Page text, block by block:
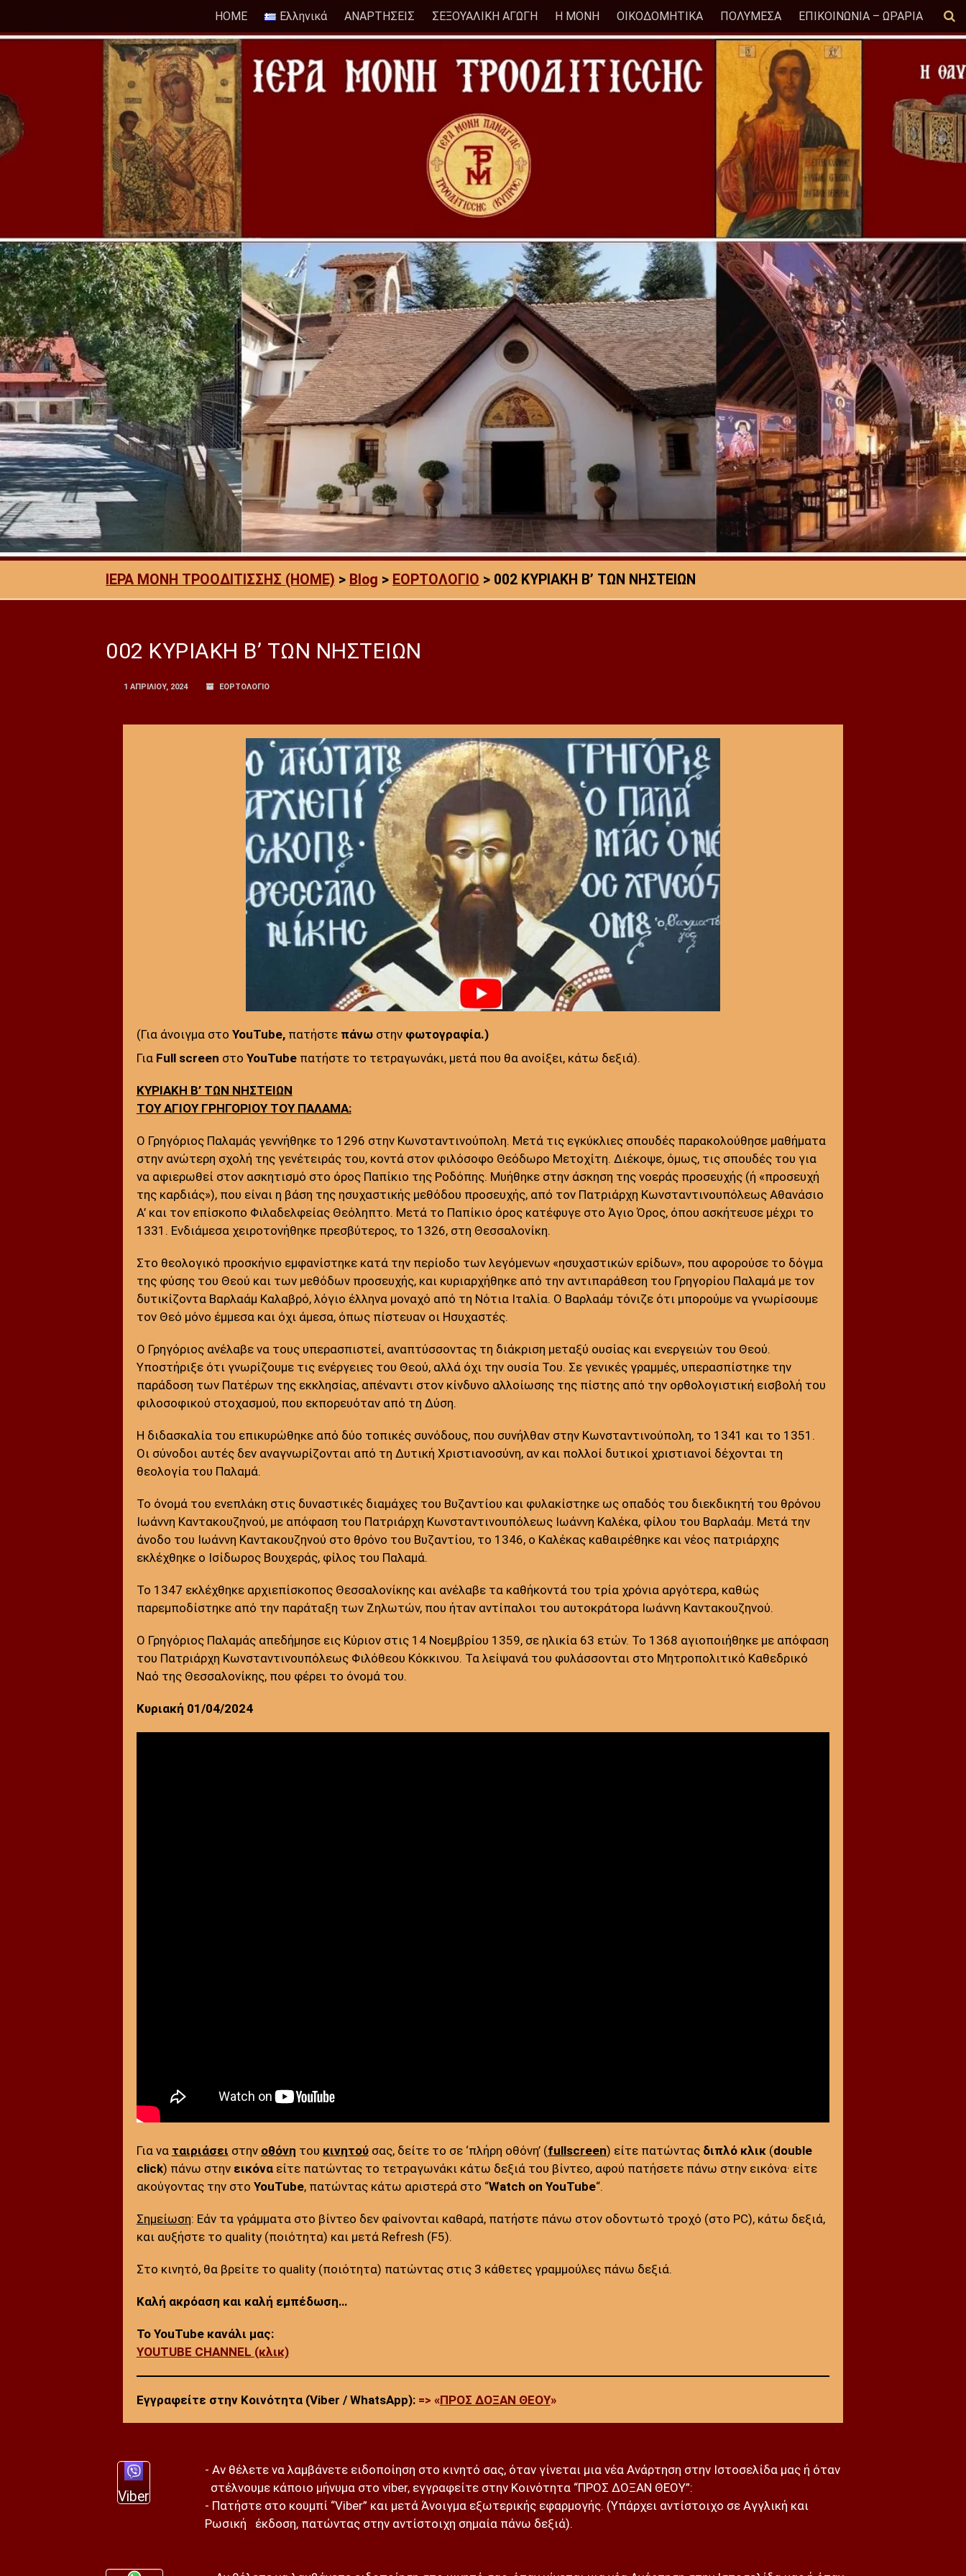
HOME Ελληνικά ΑΝΑΡΤΗΣΕΙΣ ΣΕΞΟΥΑΛΙΚΗ ΑΓΩΓΗ Η ΜΟΝΗ ΟΙΚΟΔΟΜΗΤΙΚΑ ΠΟΛΥΜΕΣΑ ΕΠΙΚΟΙΝΩΝΙΑ – ΩΡΑΡΙΑ
ΙΕΡΑ ΜΟΝΗ ΤΡΟΟΔΙΤΙΣΣΗΣ (HOME) > Blog > ΕΟΡΤΟΛΟΓΙΟ > 002 ΚΥΡΙΑΚΗ Β’ ΤΩΝ ΝΗΣΤΕΙΩΝ
002 ΚΥΡΙΑΚΗ Β’ ΤΩΝ ΝΗΣΤΕΙΩΝ
1 ΑΠΡΙΛΊΟΥ, 2024 ΕΟΡΤΟΛΟΓΙΟ
(Για άνοιγμα στο YouTube,πατήστε πάνω στην φωτογραφία.)
Για Full screen στο YouTubeπατήστε το τετραγωνάκι, μετά που θα ανοίξει, κάτω δεξιά).
ΚΥΡΙΑΚΗ Β’ ΤΩΝ ΝΗΣΤΕΙΩΝ
ΤΟΥ ΑΓΙΟΥ ΓΡΗΓΟΡΙΟΥ ΤΟΥ ΠΑΛΑΜΑ:
Ο Γρηγόριος Παλαμάς γεννήθηκε το 1296 στην Κωνσταντινούπολη. Μετά τις εγκύκλιες σπουδές παρακολούθησε μαθήματα
στην ανώτερη σχολή της γενέτειράς του, κοντά στον φιλόσοφο Θεόδωρο Μετοχίτη. Διέκοψε, όμως, τις σπουδές του για
να αφιερωθεί στον ασκητισμό στο όρος Παπίκιο της Ροδόπης. Μυήθηκε στην άσκηση της νοεράς προσευχής (ή «προσευχή
της καρδιάς»), που είναι η βάση της ησυχαστικής μεθόδου προσευχής, από τον Πατριάρχη Κωνσταντινουπόλεως Αθανάσιο
Α’ και τον επίσκοπο Φιλαδελφείας Θεόληπτο. Μετά το Παπίκιο όρος κατέφυγε στο Άγιο Όρος, όπου ασκήτευσε μέχρι το
1331. Ενδιάμεσα χειροτονήθηκε πρεσβύτερος, το 1326, στη Θεσσαλονίκη.
Στο θεολογικό προσκήνιο εμφανίστηκε κατά την περίοδο των λεγόμενων «ησυχαστικών ερίδων», που αφορούσε το δόγμα
της φύσης του Θεού και των μεθόδων προσευχής, και κυριαρχήθηκε από την αντιπαράθεση του Γρηγορίου Παλαμά με τον
δυτικίζοντα Βαρλαάμ Καλαβρό, λόγιο έλληνα μοναχό από τη Νότια Ιταλία. Ο Βαρλαάμ τόνιζε ότι μπορούμε να γνωρίσουμε
τον Θεό μόνο έμμεσα και όχι άμεσα, όπως πίστευαν οι Ησυχαστές.
Ο Γρηγόριος ανέλαβε να τους υπερασπιστεί, αναπτύσσοντας τη διάκριση μεταξύ ουσίας και ενεργειών του Θεού.
Υποστήριξε ότι γνωρίζουμε τις ενέργειες του Θεού, αλλά όχι την ουσία Του. Σε γενικές γραμμές, υπερασπίστηκε την
παράδοση των Πατέρων της εκκλησίας, απέναντι στον κίνδυνο αλλοίωσης της πίστης από την ορθολογιστική εισβολή του
φιλοσοφικού στοχασμού, που εκπορευόταν από τη Δύση.
Η διδασκαλία του επικυρώθηκε από δύο τοπικές συνόδους, που συνήλθαν στην Κωνσταντινούπολη, το 1341 και το 1351.
Οι σύνοδοι αυτές δεν αναγνωρίζονται από τη Δυτική Χριστιανοσύνη, αν και πολλοί δυτικοί χριστιανοί δέχονται τη
θεολογία του Παλαμά.
Το όνομά του ενεπλάκη στις δυναστικές διαμάχες του Βυζαντίου και φυλακίστηκε ως οπαδός του διεκδικητή του θρόνου
Ιωάννη Καντακουζηνού, με απόφαση του Πατριάρχη Κωνσταντινουπόλεως Ιωάννη Καλέκα, φίλου του Βαρλαάμ. Μετά την
άνοδο του Ιωάννη Καντακουζηνού στο θρόνο του Βυζαντίου, το 1346, ο Καλέκας καθαιρέθηκε και νέος πατριάρχης
εκλέχθηκε ο Ισίδωρος Βουχεράς, φίλος του Παλαμά.
Το 1347 εκλέχθηκε αρχιεπίσκοπος Θεσσαλονίκης και ανέλαβε τα καθήκοντά του τρία χρόνια αργότερα, καθώς
παρεμποδίστηκε από την παράταξη των Ζηλωτών, που ήταν αντίπαλοι του αυτοκράτορα Ιωάννη Καντακουζηνού.
Ο Γρηγόριος Παλαμάς απεδήμησε εις Κύριον στις 14 Νοεμβρίου 1359, σε ηλικία 63 ετών. Το 1368 αγιοποιήθηκε με απόφαση
του Πατριάρχη Κωνσταντινουπόλεως Φιλόθεου Κόκκινου. Τα λείψανά του φυλάσσονται στο Μητροπολιτικό Καθεδρικό
Ναό της Θεσσαλονίκης, που φέρει το όνομά του.
Κυριακή 01/04/2024
Για να ταιριάσει στην οθόνη του κινητούσας, δείτε το σε ‘πλήρη οθόνη’ (fullscreen) είτε πατώντας διπλό κλικ(double
click) πάνω στην εικόνα είτε πατώντας το τετραγωνάκι κάτω δεξιά του βίντεο, αφού πατήσετε πάνω στην εικόνα· είτε
ακούγοντας την στο YouTube, πατώντας κάτω αριστερά στο “Watch on YouTube“.
Σημείωση: Εάν τα γράμματα στο βίντεο δεν φαίνονται καθαρά, πατήστε πάνω στον οδοντωτό τροχό (στο PC), κάτω δεξιά,
και αυξήστε το quality (ποιότητα) και μετά Refresh (F5).
Στο κινητό, θα βρείτε το quality (ποιότητα) πατώντας στις 3 κάθετες γραμμούλες πάνω δεξιά.
Καλή ακρόαση και καλή εμπέδωση…
Το YouTube κανάλι μας:
YOUTUBE CHANNEL (κλικ)
Εγγραφείτε στην Κοινότητα (Viber / WhatsApp): => «ΠΡΟΣ ΔΟΞΑΝ ΘΕΟΥ»
Viber
- Αν θέλετε να λαμβάνετε ειδοποίηση στο κινητό σας, όταν γίνεται μια νέα Ανάρτηση στην Ιστοσελίδα μας ή όταν
στέλνουμε κάποιο μήνυμα στο viber, εγγραφείτε στην Κοινότητα “ΠΡΟΣ ΔΟΞΑΝ ΘΕΟΥ”:
- Πατήστε στο κουμπί “Viber” και μετά Άνοιγμα εξωτερικής εφαρμογής. (Υπάρχει αντίστοιχο σε Αγγλική και
Ρωσική έκδοση, πατώντας στην αντίστοιχη σημαία πάνω δεξιά).